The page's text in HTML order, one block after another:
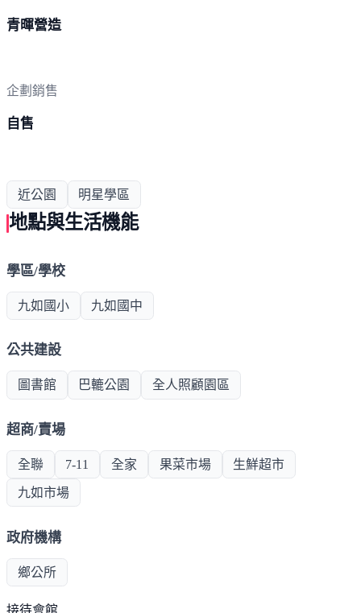
青暉營造
企劃銷售
自售
近公園 明星學區
地點與生活機能
學區/學校
九如國小 九如國中
公共建設
圖書館 巴轆公園 全人照顧園區
超商/賣場
全聯 7-11 全家 果菜市場 生鮮超市
九如市場
政府機構
鄉公所
接待會館